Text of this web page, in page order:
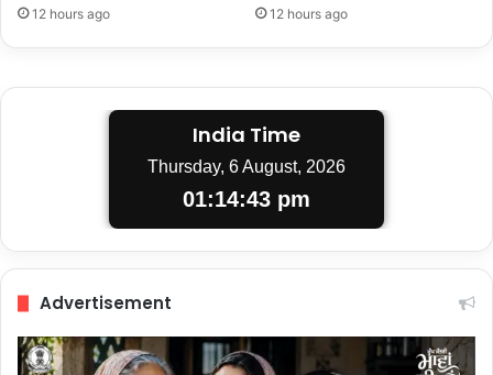
12 hours ago 12 hours ago
India Time
Thursday, 6 August, 2026
01:14:44 pm
Advertisement